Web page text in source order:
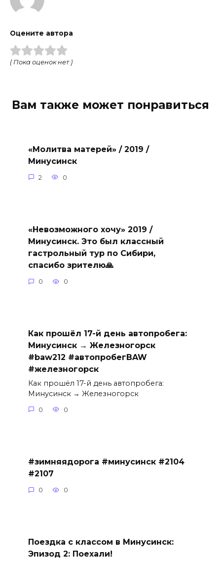
Оцените автора
( Пока оценок нет )
Вам также может понравиться
«Молитва матерей» / 2019 /
Минусинск
2 0
«Невозможного хочу» 2019 /
Минусинск. Это был классный
гастрольный тур по Сибири,
спасибо зрителю🙏
0 0
Как прошёл 17-й день автопробега:
Минусинск → Железногорск
#baw212 #автопробегBAW
#железногорск
Как прошёл 17-й день автопробега:
Минусинск → Железногорск
0 0
#зимняядорога #минусинск #2104
#2107
0 0
Поездка с классом в Минусинск:
Эпизод 2: Поехали!